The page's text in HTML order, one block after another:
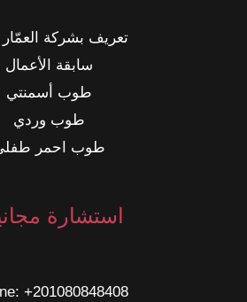
تعريف بشركة
سابقة الأعمال
طوب أسمنتي
طوب وردي
طوب احمر
استشارة
+201080848408